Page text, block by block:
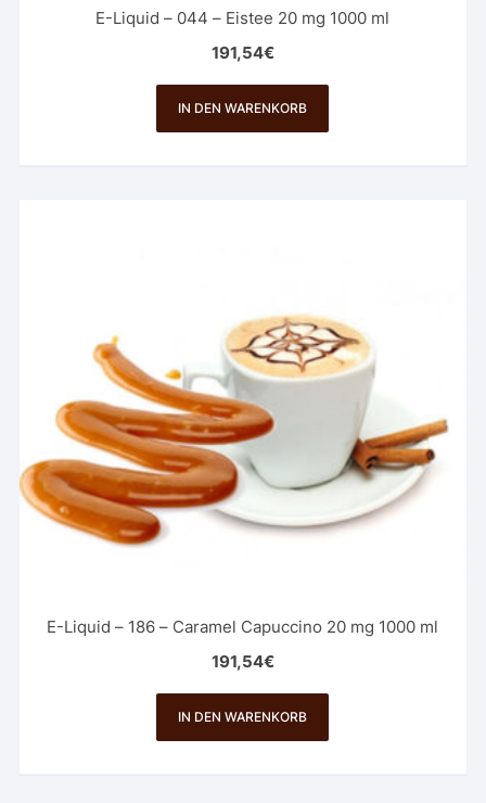
E-Liquid – 044 – Eistee 20 mg 1000 ml
191,54€
IN DEN WARENKORB
E-Liquid – 186 – Caramel Capuccino 20 mg 1000 ml
191,54€
IN DEN WARENKORB